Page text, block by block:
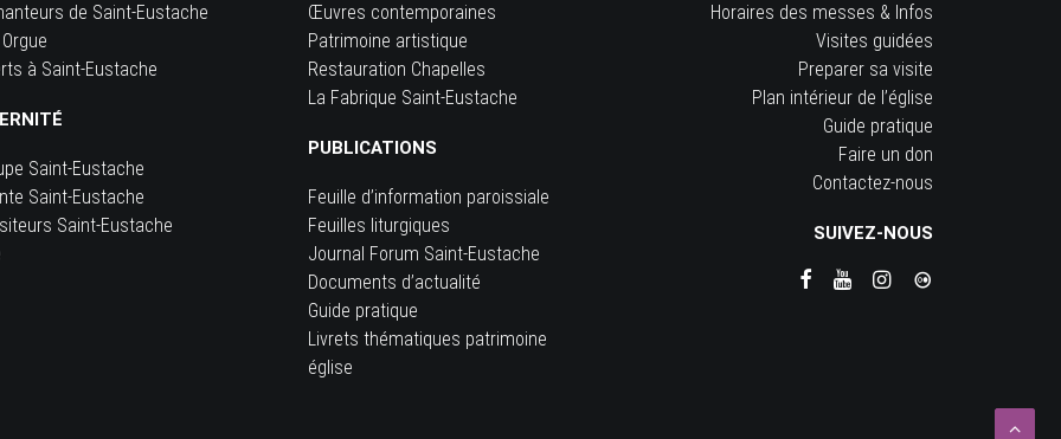
de Saint-Eustache
à Saint-Eustache
Saint-Eustache
Saint-Eustache
Saint-Eustache
Œuvres contemporaines
Patrimoine artistique
Restauration Chapelles
La Fabrique Saint-Eustache
PUBLICATIONS
Feuille d’information paroissiale
Feuilles liturgiques
Journal Forum Saint-Eustache
Documents d’actualité
Guide pratique
Livrets thématiques patrimoine
église
Horaires des messes & Infos
Visites guidées
Preparer sa visite
Plan intérieur de l’église
Guide pratique
Faire un don
Contactez-nous
SUIVEZ-NOUS